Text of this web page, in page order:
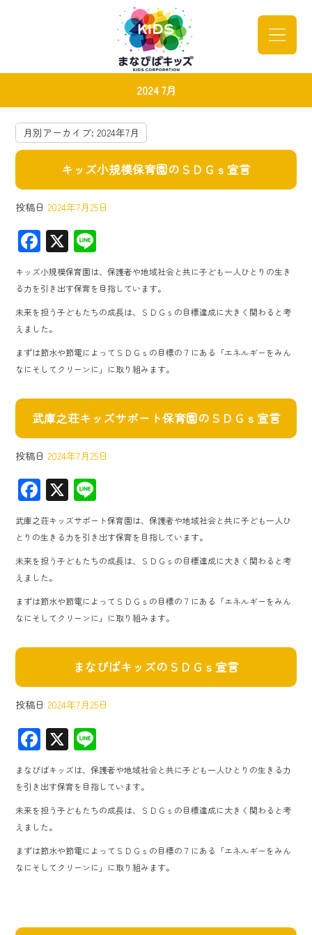
2024 7月
月別アーカイブ:2024年7月
キッズ小規模保育園のＳＤＧｓ宣言
投稿日 2024年7月25日
F
ac
e
b
o
ok
X
ne
キッズ小規模保育園は、保護者や地域社会と共に子ども一人ひとりの生き
る力を引き出す保育を目指しています。
未来を担う子どもたちの成長は、ＳＤＧｓの目標達成に大きく関わると考
えました。
まずは節水や節電によってＳＤＧｓの目標の７にある「エネルギーをみん
なにそしてクリーンに」に取り組みます。
武庫之荘キッズサポート保育園のＳＤＧｓ宣言
投稿日 2024年7月25日
F
ac
e
b
o
ok
X
ne
武庫之荘キッズサポート保育園は、保護者や地域社会と共に子ども一人ひ
とりの生きる力を引き出す保育を目指しています。
未来を担う子どもたちの成長は、ＳＤＧｓの目標達成に大きく関わると考
えました。
まずは節水や節電によってＳＤＧｓの目標の７にある「エネルギーをみん
なにそしてクリーンに」に取り組みます。
まなびばキッズのＳＤＧｓ宣言
投稿日 2024年7月25日
F
ac
e
b
o
ok
X
ne
まなびばキッズは、保護者や地域社会と共に子ども一人ひとりの生きる力
を引き出す保育を目指しています。
未来を担う子どもたちの成長は、ＳＤＧｓの目標達成に大きく関わると考
えました。
まずは節水や節電によってＳＤＧｓの目標の７にある「エネルギーをみん
なにそしてクリーンに」に取り組みます。